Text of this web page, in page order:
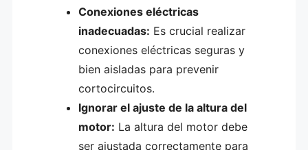
Conexiones eléctricas
inadecuadas: Es crucial realizar
conexiones eléctricas seguras y
bien aisladas para prevenir
cortocircuitos.
Ignorar el ajuste de la altura del
motor: La altura del motor debe
ser ajustada correctamente para